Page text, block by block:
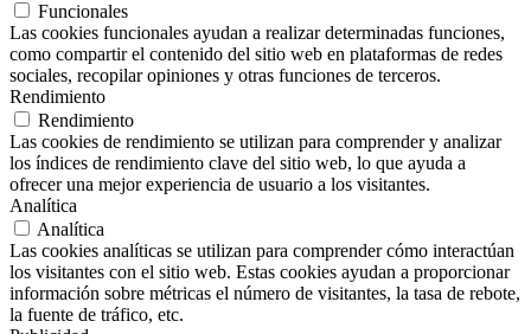
Funcionales
Las cookies funcionales ayudan a realizar determinadas funciones,
como compartir el contenido del sitio web en plataformas de redes
sociales, recopilar opiniones y otras funciones de terceros.
Rendimiento
Rendimiento
Las cookies de rendimiento se utilizan para comprender y analizar
los índices de rendimiento clave del sitio web, lo que ayuda a
ofrecer una mejor experiencia de usuario a los visitantes.
Analítica
Analítica
Las cookies analíticas se utilizan para comprender cómo interactúan
los visitantes con el sitio web. Estas cookies ayudan a proporcionar
información sobre métricas el número de visitantes, la tasa de rebote,
la fuente de tráfico, etc.